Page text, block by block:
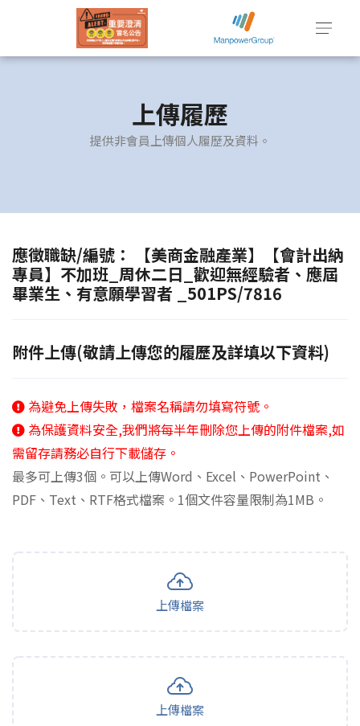
上傳履歷
提供非會員上傳個人履歷及資料。
應徵職缺/編號： 【美商金融產業】【會計出納
專員】不加班_周休二日_歡迎無經驗者、應屆
畢業生、有意願學習者 _501PS/7816
附件上傳(敬請上傳您的履歷及詳填以下資料)
為避免上傳失敗，檔案名稱請勿填寫符號。
為保護資料安全,我們將每半年刪除您上傳的附件檔案,如
需留存請務必自行下載儲存。
最多可上傳3個。可以上傳Word、Excel、PowerPoint、
PDF、Text、RTF格式檔案。1個文件容量限制為1MB。
上傳檔案
上傳檔案